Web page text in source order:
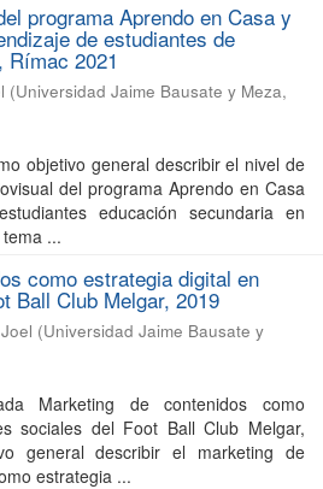
programa Aprendo en Casa y
de estudiantes de
2021
(Universidad Jaime Bausate y Meza,
objetivo general describir el nivel de
del programa Aprendo en Casa
educación secundaria en
...
como estrategia digital en
Ball Club Melgar, 2019
(Universidad Jaime Bausate y
Marketing de contenidos como
sociales del Foot Ball Club Melgar,
general describir el marketing de
estrategia ...